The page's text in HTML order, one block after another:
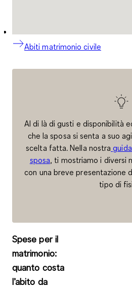
Abiti matrimonio civile
Al di là di gusti e disponibilità
che la sposa si senta a suo
scelta fatta. Nella nostra
sposa, ti mostriamo i diversi
con una breve presentazione
tipo di
Spese per il
matrimonio:
quanto costa
l’abito da